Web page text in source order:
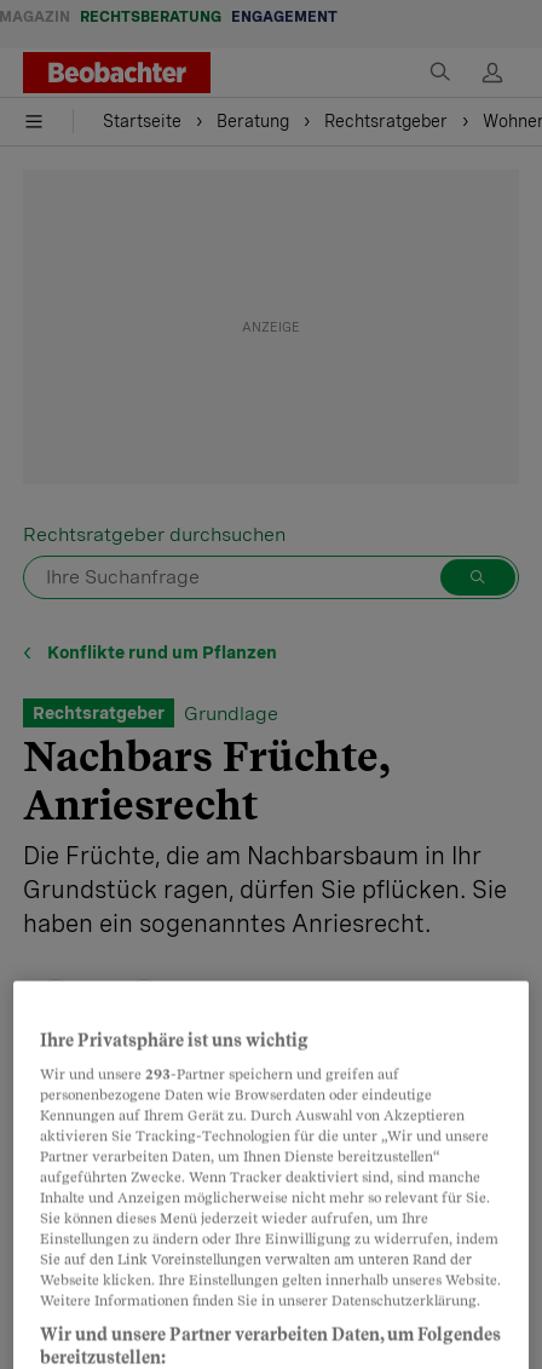
MAGAZIN RECHTSBERATUNG ENGAGEMENT
Startseite Beratung Rechtsratgeber
Rechtsratgeber durchsuchen
Konflikte rund um Pflanzen
Rechtsratgeber Grundlage
Nachbars Früchte,
Anriesrecht
Die Früchte, die am Nachbarsbaum in Ihr
Grundstück ragen, dürfen Sie pflücken. Sie
haben ein sogenanntes Anriesrecht.
Teilen Merken
Artikel teilen
In allen Kantonen, ausser in AI und NE, haben
Sie das Recht, dieFrüchtezupflücken, die vom
Nachbarbaumin Ihr Grundstück ragen. Dieses
sogenannte Anriesrecht soll Sie dafür
entschädigen, dass Sie die überragenden Äste zu
dulden haben. In Neuenburg dürfen Sie
lediglich die Früchte nehmen, die von selbst
heruntergefallen sind, im Kanton Appenzell
Ihre Privatsphäre ist uns wichtig
Wir und unsere293-Partner speichern und greifen auf
personenbezogene Daten wie Browserdaten oder eindeutige
Kennungen auf Ihrem Gerät zu. Durch Auswahl von Akzeptieren
aktivieren Sie Tracking-Technologien für die unter „Wir und unsere
Partner verarbeiten Daten, um Ihnen Dienste bereitzustellen“
aufgeführten Zwecke. Wenn Tracker deaktiviert sind, sind manche
Inhalte und Anzeigen möglicherweise nicht mehr so relevant für Sie.
Sie können dieses Menü jederzeit wieder aufrufen, um Ihre
Einstellungen zu ändern oder Ihre Einwilligung zu widerrufen, indem
Sie auf den Link Voreinstellungen verwalten am unteren Rand der
Webseite klicken. Ihre Einstellungen gelten innerhalb unseres Website.
Weitere Informationen finden Sie in unserer Datenschutzerklärung.
Wir und unsere Partner verarbeiten Daten, um Folgendes
bereitzustellen: